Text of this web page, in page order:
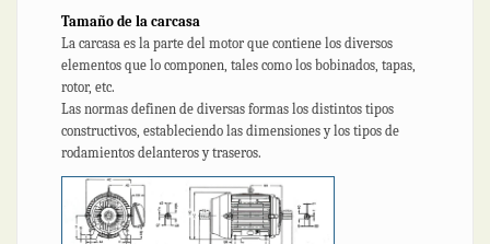
Tamaño de la carcasa
La carcasa es la parte del motor que contiene los diversos
elementos que lo componen, tales como los bobinados, tapas,
rotor, etc.
Las normas definen de diversas formas los distintos tipos
constructivos, estableciendo las dimensiones y los tipos de
rodamientos delanteros y traseros.